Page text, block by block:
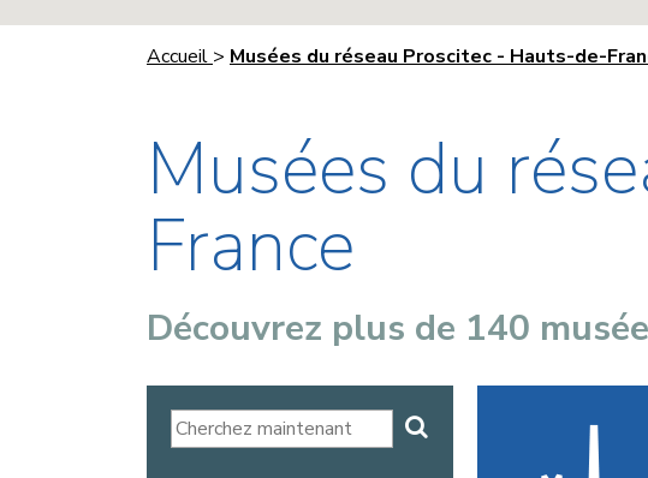
Accueil > Musées du réseau Proscitec - Hauts-de-
Musées du
France
Découvrez plus de 140